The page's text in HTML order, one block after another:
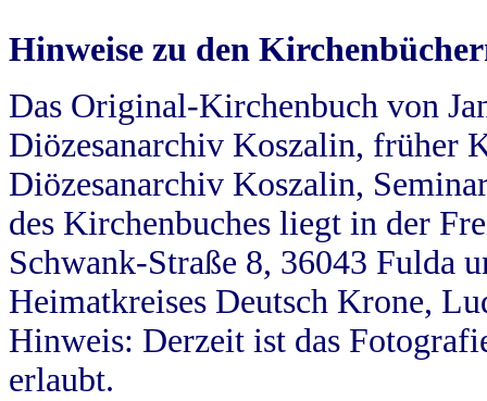
Hinweise zu den
Das Original-Kirchenbuch von
Diözesanarchiv Koszalin, früher
Diözesanarchiv Koszalin,
des Kirchenbuches liegt in der
Schwank-Straße 8, 36043 Fulda
Heimatkreises Deutsch Krone,
Hinweis: Derzeit ist das
erlaubt.